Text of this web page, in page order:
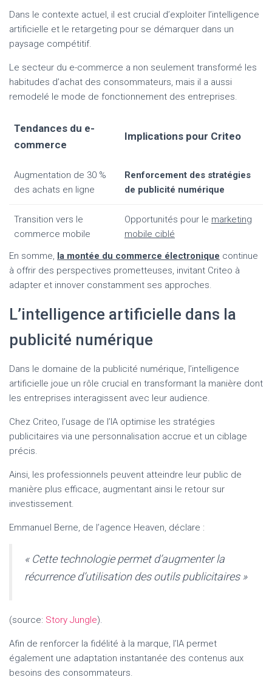
Dans le contexte actuel, il est crucial d’exploiter l’intelligence
artificielle et le retargeting pour se démarquer dans un
paysage compétitif.
Le secteur du e-commerce a non seulement transformé les
habitudes d’achat des consommateurs, mais il a aussi
remodelé le mode de fonctionnement des entreprises.
Tendances du e-
commerce
Implications pour Criteo
Augmentation de 30 %
des achats en ligne
Renforcement des stratégies
de publicité numérique
Transition vers le
commerce mobile
Opportunités pour le marketing
mobile ciblé
En somme, la montée du commerce électronique continue
à offrir des perspectives prometteuses, invitant Criteo à
adapter et innover constamment ses approches.
L’intelligence artificielle dans la
publicité numérique
Dans le domaine de la publicité numérique, l’intelligence
artificielle joue un rôle crucial en transformant la manière dont
les entreprises interagissent avec leur audience.
Chez Criteo, l’usage de l’IA optimise les stratégies
publicitaires via une personnalisation accrue et un ciblage
précis.
Ainsi, les professionnels peuvent atteindre leur public de
manière plus efficace, augmentant ainsi le retour sur
investissement.
Emmanuel Berne, de l’agence Heaven, déclare :
« Cette technologie permet d’augmenter la
récurrence d’utilisation des outils publicitaires »
(source: Story Jungle).
Afin de renforcer la fidélité à la marque, l’IA permet
également une adaptation instantanée des contenus aux
besoins des consommateurs.